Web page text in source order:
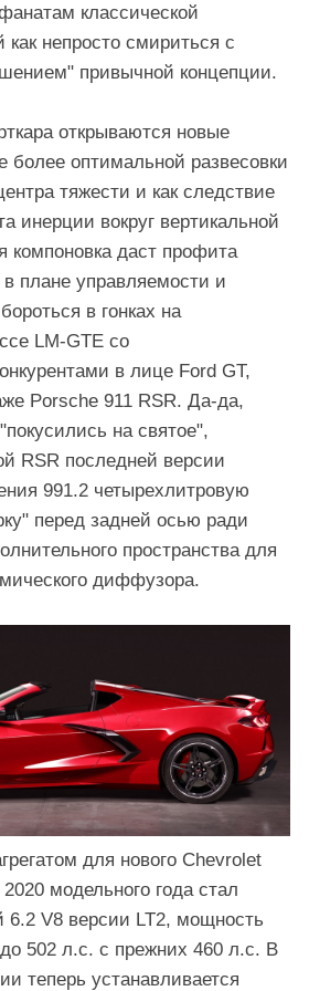
классической
как непросто смириться с
привычной концепции.
открываются новые
более оптимальной развесовки
тяжести и как следствие
инерции вокруг вертикальной
компоновка даст профита
плане управляемости и
в гонках на
LM-GTE со
в лице Ford GT,
Porsche 911 RSR. Да-да,
на святое",
RSR последней версии
991.2 четырехлитровую
перед задней осью ради
пространства для
диффузора.
для нового Chevrolet
модельного года стал
6.2 V8 версии LT2, мощность
до 502 л.с. с прежних 460 л.с. В
теперь устанавливается